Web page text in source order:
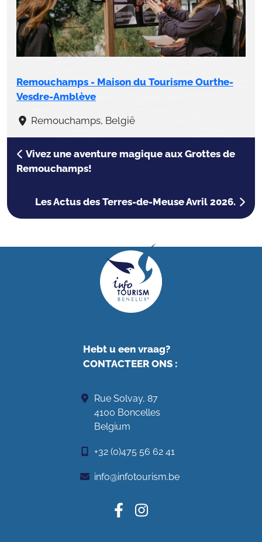
Remouchamps - Maison du Tourisme Ourthe-
Vesdre-Amblève
Remouchamps, België
Vivez une aventure magique aux Grottes de
Remouchamps!
Les Actus des Terres-de-Meuse Avril 2026.
Hebt u een vraag?
CONTACTEER ONS:
Rue Solvay, 87
4100 Boncelles
Belgium
+32 (0)475 56 62 41
info@infotourism.be